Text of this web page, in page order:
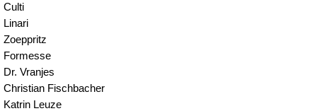
Culti
Linari
Zoeppritz
Formesse
Dr. Vranjes
Christian Fischbacher
Katrin Leuze